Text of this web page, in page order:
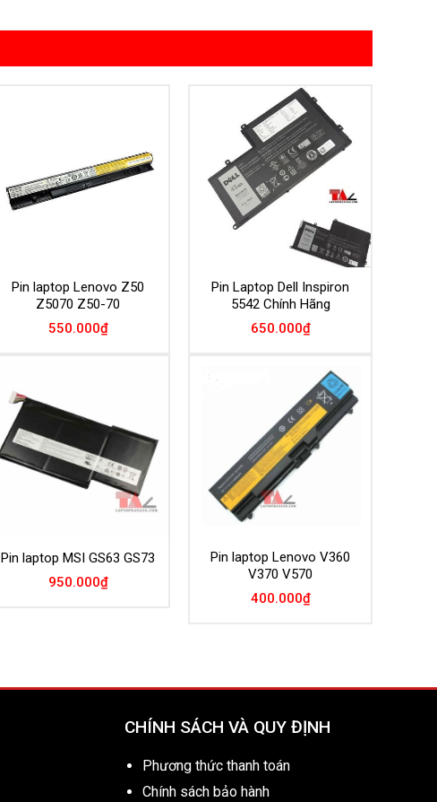
Pin laptop Lenovo Z50
Z5070 Z50-70
550.000₫
Add to
Wishlist
Pin Laptop Dell Inspiron
5542 Chính Hãng
650.000₫
Pin laptop MSI GS63 GS73
950.000₫
Add to
Wishlist
Pin laptop Lenovo V360
V370 V570
400.000₫
CHÍNH SÁCH VÀ QUY ĐỊNH
Phương thức thanh toán
Chính sách bảo hành